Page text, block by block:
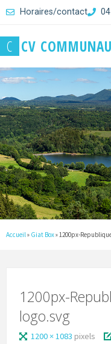
Horaires/contact
C CV COMMUNAU
Accueil » Giat Box» 1200px-
1200px-
logo.svg
1200 × 1083 pixels